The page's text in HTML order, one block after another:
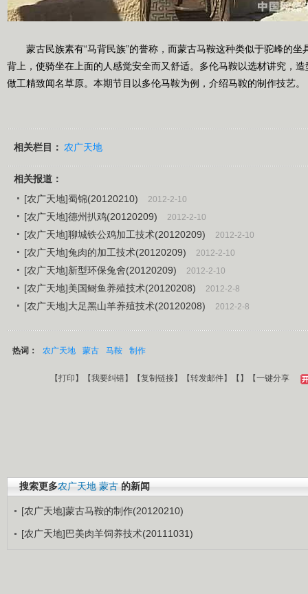
蒙古民族素有“马背民族”的誉称，而蒙古马鞍这种类似于驼峰的坐
背上，使骑坐在上面的人感觉安全而又舒适。多伦马鞍以选材讲究，
做工精致闻名草原。本期节目以多伦马鞍为例，介绍马鞍的制作技艺。
相关栏目： 农广天地
相关报道：
[农广天地]蜀锦(20120210)
2012-2-10
[农广天地]德州扒鸡(20120209) 2012-2-10
[农广天地]聊城铁公鸡加工技术(20120209) 2012-2-10
[农广天地]兔肉的加工技术(20120209) 2012-2-10
[农广天地]新型环保兔舍(20120209) 2012-2-10
[农广天地]美国鲥鱼养殖技术(20120208) 2012-2-8
[农广天地]大足黑山羊养殖技术(20120208) 2012-2-8
热词： 农广天地 蒙古 马鞍 制作
【打印 】【我要纠错】【复制链接】【转发邮件】【 】 【一键分享
搜索更多农广天地 蒙古 的新闻
[农广天地]蒙古马鞍的制作(20120210)
[农广天地]巴美肉羊饲养技术(20111031)